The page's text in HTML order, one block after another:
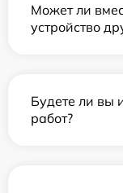
Может ли
устройство
Будете ли вы
работ?